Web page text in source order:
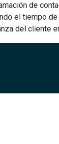
de
el tiempo
del cliente